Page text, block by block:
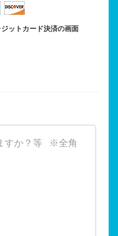
ットカード決済の画面